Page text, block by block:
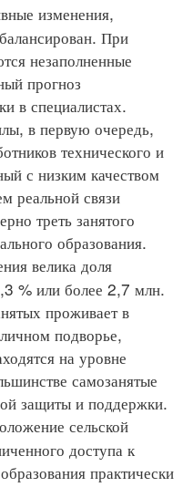
изменения,
При
незаполненные
прогноз
в специалистах.
в первую очередь,
технического и
с низким качеством
реальной связи
треть занятого
образования.
велика доля
% или более 2,7 млн.
проживает в
подворье,
на уровне
самозанятые
защиты и поддержки.
сельской
доступа к
практически